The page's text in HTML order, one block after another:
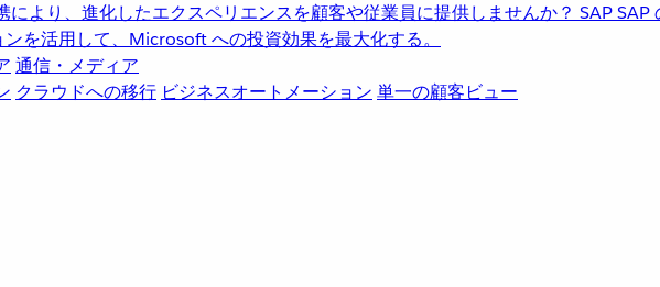
により、進化したエクスペリエンスを顧客や従業員に提供しませんか？ SAPSAP
を活用して、Microsoft への投資効果を最大化する。
通信・メディア
クラウドへの移行 ビジネスオートメーション 単一の顧客ビュー